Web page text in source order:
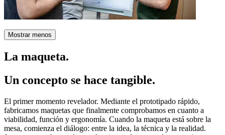
Mostrar menos
La maqueta.
Un concepto se hace tangible.
El primer momento revelador. Mediante el prototipado rápido,
fabricamos maquetas que finalmente comprobamos en cuanto a
viabilidad, función y ergonomía. Cuando la maqueta está sobre la
mesa, comienza el diálogo: entre la idea, la técnica y la realidad.